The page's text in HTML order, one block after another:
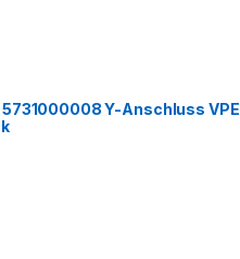
Y-Anschluss VPE